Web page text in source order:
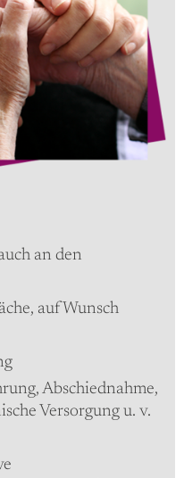
an den
auf Wunsch
Abschiednahme,
Versorgung u. v.